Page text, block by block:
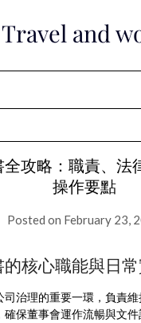
Travel and
攻略：職責、法
操作要點
Posted on February 23,
核心職能與日
司治理的重要一環，負責
確保董事會運作流暢與文